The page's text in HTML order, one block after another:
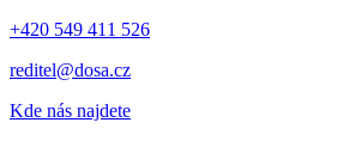
+420 549 411 526
reditel@dosa.cz
Kde nás najdete